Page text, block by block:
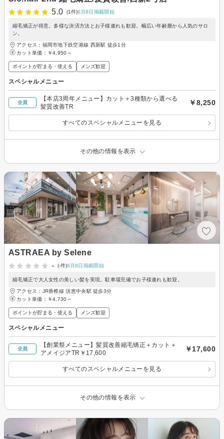
5.0
(1件)6月8日掲載開始
縮毛矯正が得意。多様な決済方法とお子様連れも歓迎。幅広い年齢層から人気のサロ
ン。
アクセス：福岡市地下鉄空港線 西新駅 徒歩1分
カット単価： ￥4,950～
ポイントが貯まる・使える メンズ歓迎
スペシャルメニュー
全員
【本店3周年メニュー】カット＋3種類から選べる
髪質改善TR
￥8,250
すべてのスペシャルメニューを見る
その他の情報を表示
ASTRAEA by Selene
-
(-件)6月8日掲載開始
縮毛矯正で大人女性の美しい髪を実現。駐車場完備でお子様連れも歓迎。
アクセス：JR香椎線 須恵中央駅 徒歩3分
カット単価： ￥4,730～
ポイントが貯まる・使える メンズ歓迎
スペシャルメニュー
全員
【創業祭メニュー】髪質改善縮毛矯正＋カット＋
アメイジアTR￥17,600
￥17,600
すべてのスペシャルメニューを見る
その他の情報を表示